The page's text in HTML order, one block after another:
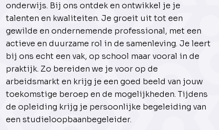
onderwijs. Bij ons ontdek en ontwikkel je je
talenten en kwaliteiten. Je groeit uit tot een
gewilde en ondernemende professional, met een
actieve en duurzame rol in de samenleving. Je leert
bij ons echt een vak, op school maar vooral in de
praktijk. Zo bereiden we je voor op de
arbeidsmarkt en krijg je een goed beeld van jouw
toekomstige beroep en de mogelijkheden. Tijdens
de opleiding krijg je persoonlijke begeleiding van
een studieloopbaanbegeleider.